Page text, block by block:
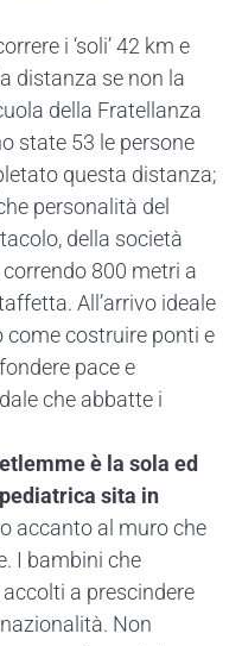
i ‘soli’ 42 km e
distanza se non la
della Fratellanza
state 53 le persone
questa distanza;
personalità del
della società
800 metri a
All’arrivo ideale
costruire ponti e
pace e
che abbatte i
è la sola ed
sita in
accanto al muro che
I bambini che
a prescindere
Non